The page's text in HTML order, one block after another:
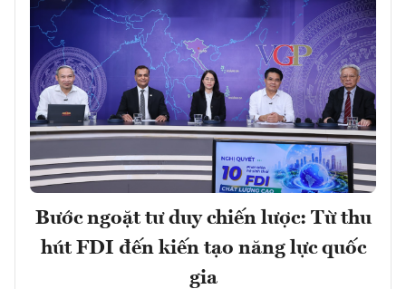
Bước ngoặt tư duy chiến lược: Từ thu
hút FDI đến kiến tạo năng lực quốc
gia